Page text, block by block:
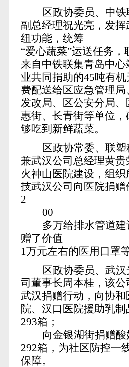
区政协委员、中铁
副总经理祝光亮，发挥
纽功能，统筹
“爱心蔬菜”运送任务，
来自中铁联集青岛中心
业共同捐助的45吨有
费配送给区应急管理
发改局、区公安分局
惠街、长青街等单位
够吃到新鲜蔬菜。
区政协常委、联
兼武汉公司总经理黄贵
火神山医院建设，组
技武汉公司向医院捐赠
2
00
多万给排水管道
赠了价值
1万元左右的医用口罩
区政协委员、武
司董事长周本桂，该公
武汉捐赠行动，向协和
院、汉口医院援助乳制
293箱；
向金银湖街捐赠酸
292箱，为社区防控一
保障。